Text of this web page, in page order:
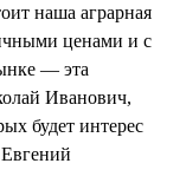
наша аграрная
ценами и с
— эта
Иванович,
будет интерес